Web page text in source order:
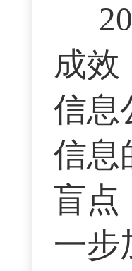
成效
信息
信息
盲点
一步